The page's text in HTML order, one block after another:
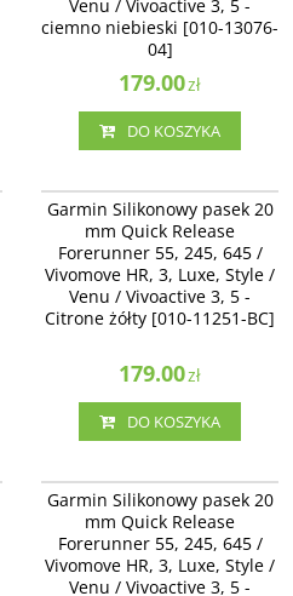
Venu / Vivoactive 3, 5 -
ciemno niebieski [010-13076-
04]
179.00zł
DO KOSZYKA
Garmin Silikonowy pasek 20 mm
Quick Release Forerunner 55, 245,
645 / Vivomove HR, 3, Luxe, Style /
Venu / Vivoactive 3, 5 - Citrone
żółty [010-11251-BC]
Garmin Silikonowy pasek 20
mm Quick Release
Forerunner 55, 245, 645 /
Vivomove HR, 3, Luxe, Style /
Venu / Vivoactive 3, 5 -
Citrone żółty [010-11251-BC]
179.00zł
DO KOSZYKA
Garmin Silikonowy pasek 20 mm
Quick Release Forerunner 55, 245,
645 / Vivomove HR, 3, Luxe, Style /
Venu / Vivoactive 3 - czarny [010-
11251-9P]
Garmin Silikonowy pasek 20
mm Quick Release
Forerunner 55, 245, 645 /
Vivomove HR, 3, Luxe, Style /
Venu / Vivoactive 3, 5 -